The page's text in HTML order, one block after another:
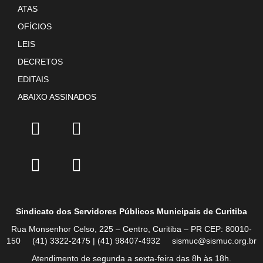
ATAS
OFÍCIOS
LEIS
DECRETOS
EDITAIS
ABAIXO ASSINADOS
Sindicato dos Servidores Públicos Municipais de Curitiba
Rua Monsenhor Celso, 225 – Centro, Curitiba – PR CEP: 80010-
150 (41) 3322-2475 | (41) 98407-4932 sismuc@sismuc.org.br
Atendimento de segunda a sexta-feira das 8h às 18h.